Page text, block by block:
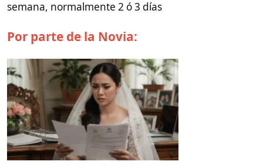
apostillas, y te los envíe, cuando te lleguen, has de
enviárselos al traductor jurado(ponte en contacto
oficial, te lo hace todo pormenos de 100€en un par
de días, te lo envía con firma digital y en formato
físico, pero el formato digital te sobra para casarte)
Por parte del Novio: